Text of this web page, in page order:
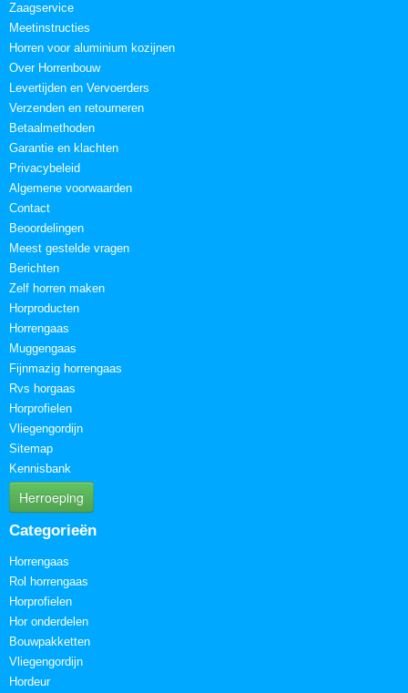
Zaagservice
Meetinstructies
Horren voor aluminium kozijnen
Over Horrenbouw
Levertijden en Vervoerders
Verzenden en retourneren
Betaalmethoden
Garantie en klachten
Privacybeleid
Algemene voorwaarden
Contact
Beoordelingen
Meest gestelde vragen
Berichten
Zelf horren maken
Horproducten
Horrengaas
Muggengaas
Fijnmazig horrengaas
Rvs horgaas
Horprofielen
Vliegengordijn
Sitemap
Kennisbank
Herroeping
Categorieën
Horrengaas
Rol horrengaas
Horprofielen
Hor onderdelen
Bouwpakketten
Vliegengordijn
Hordeur